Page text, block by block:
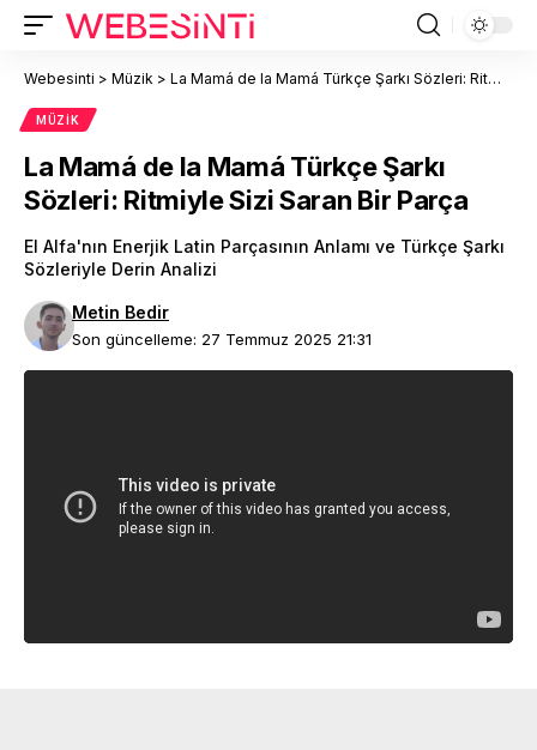
Webesinti > Müzik > La Mamá de la Mamá Türkçe Şarkı Sözleri: Ritmiyle Sizi Saran Bir Parça
MÜZIK
La Mamá de la Mamá Türkçe Şarkı
Sözleri: Ritmiyle Sizi Saran Bir Parça
El Alfa'nın Enerjik Latin Parçasının Anlamı ve Türkçe Şarkı
Sözleriyle Derin Analizi
Son güncelleme: 27 Temmuz 2025 21:31
Metin Bedir